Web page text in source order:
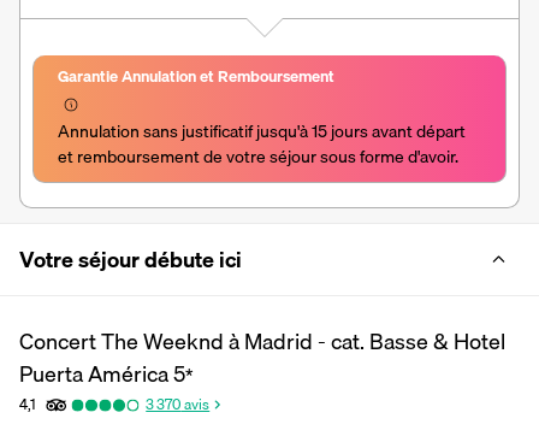
Garantie Annulation et Remboursement
Annulation sans justificatif jusqu'à 15 jours avant départ
et remboursement de votre séjour sous forme d'avoir.
Votre séjour débute ici
Concert The Weeknd à Madrid - cat. Basse & Hotel
Puerta América5*
4,1 3 370avis